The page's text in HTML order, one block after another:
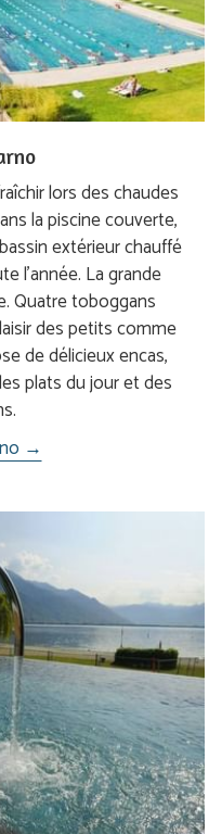
lors des chaudes
la piscine couverte,
extérieur chauffé
l’année. La grande
Quatre toboggans
des petits comme
de délicieux encas,
plats du jour et des
→